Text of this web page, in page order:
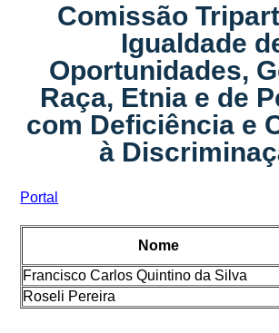
Comissão
Igualdade
Oportunidades,
Raça, Etnia e de
com Deficiência e
à
Portal
Nome
Francisco Carlos Quintino da Silva
Roseli Pereira